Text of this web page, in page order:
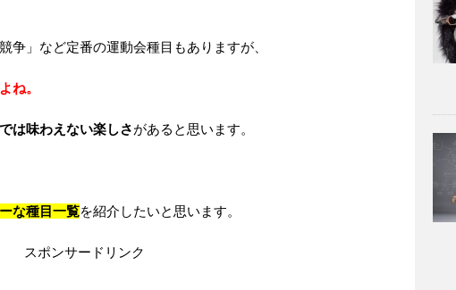
争」など定番の運動会種目もありますが、
ね。
は味わえない楽しさがあると思います。
な種目一覧を紹介したいと思います。
スポンサードリンク